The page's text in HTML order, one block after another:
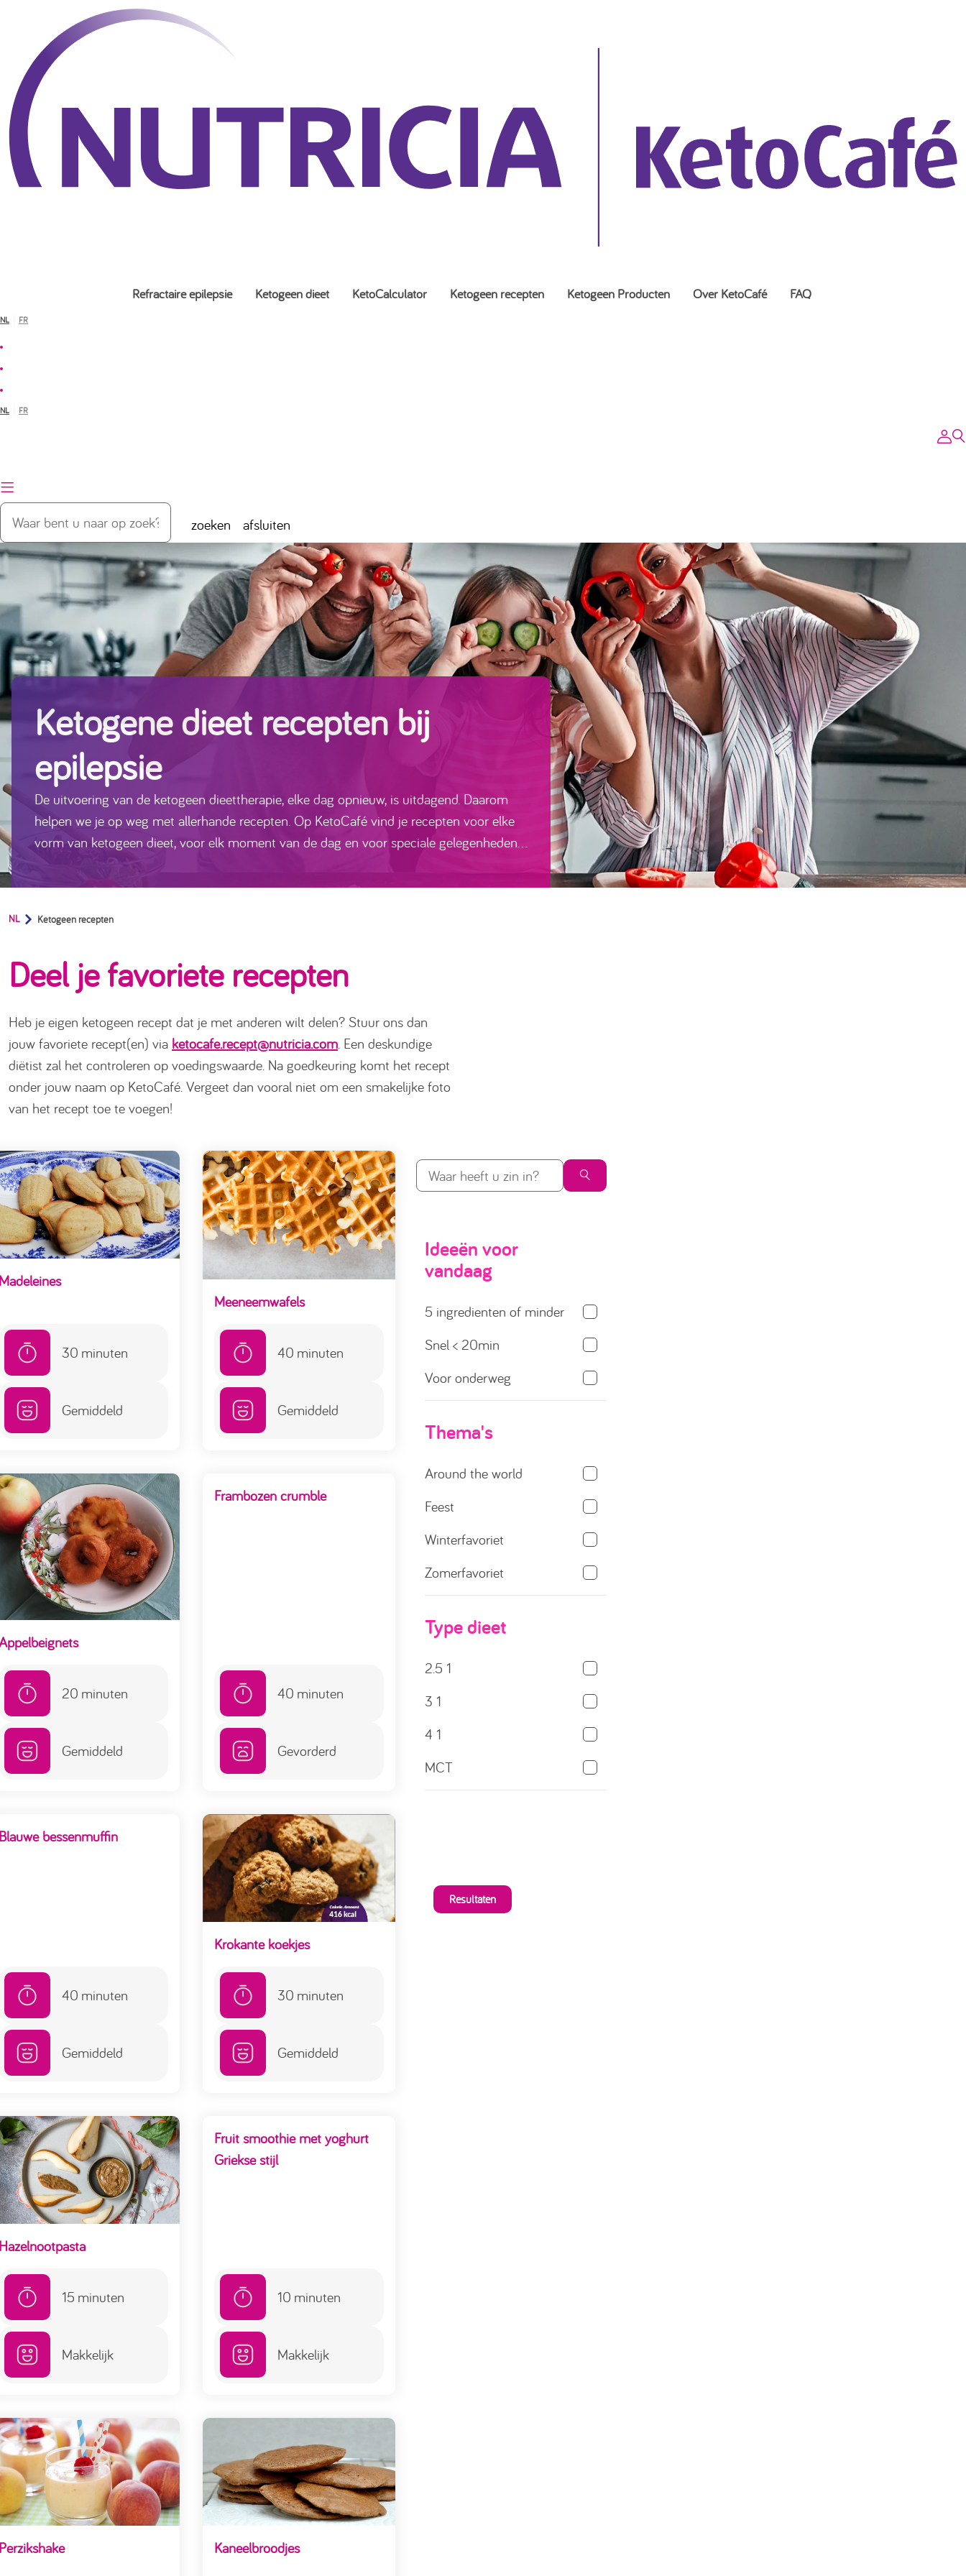
Refractaire epilepsie Ketogeen dieet KetoCalculator Ketogeen recepten Ketogeen Producten Over KetoCafé FAQ
NL FR
NL FR
zoeken afsluiten
Ketogene dieet recepten bij
epilepsie
De uitvoering van de ketogeen dieettherapie, elke dag opnieuw, is uitdagend. Daarom
helpen we je op weg met allerhande recepten. Op KetoCafé vind je recepten voor elke
vorm van ketogeen dieet, voor elk moment van de dag en voor speciale gelegenheden.
En geloof ons; ketogene recepten zijn verrassend lekker!
NL Ketogeen recepten
Deel je favoriete recepten
Heb je eigen ketogeen recept dat je met anderen wilt delen? Stuur ons dan
jouw favoriete recept(en) via ketocafe.recept@nutricia.com . Een deskundige
diëtist zal het controleren op voedingswaarde. Na goedkeuring komt het recept
onder jouw naam op KetoCafé. Vergeet dan vooral niet om een smakelijke foto
van het recept toe te voegen!
Ideeën voor
vandaag
5 ingredienten of minder
Snel < 20min
Voor onderweg
Thema's
Around the world
Feest
Winterfavoriet
Zomerfavoriet
Type dieet
2.5 1
3 1
4 1
MCT
Resultaten
30 minuten
Gemiddeld
Meeneemwafels
40 minuten
Gemiddeld
20 minuten
Gemiddeld
Frambozen crumble
40 minuten
Gevorderd
bessenmuffin
40 minuten
Gemiddeld
Krokante koekjes
30 minuten
Gemiddeld
15 minuten
Makkelijk
Fruit smoothie met yoghurt
Griekse stijl
10 minuten
Makkelijk
Kaneelbroodjes